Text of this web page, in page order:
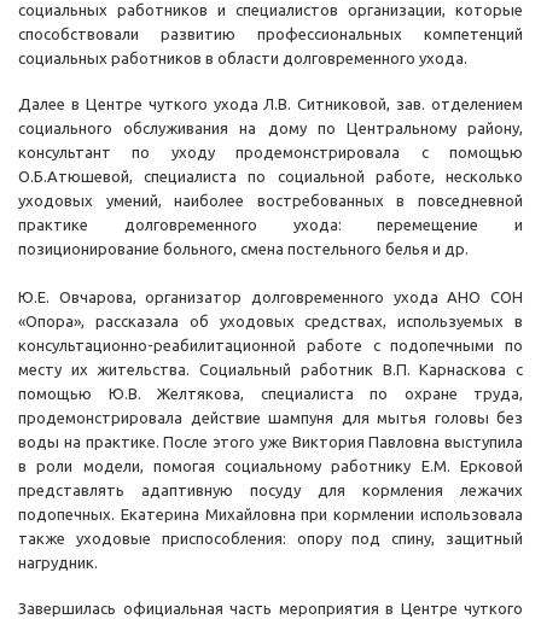
социальных работников и специалистов организации, которые
способствовали развитию профессиональных компетенций
социальных работников в области долговременного ухода.
Далее в Центре чуткого ухода Л.В. Ситниковой, зав. отделением
социального обслуживания на дому по Центральному району,
консультант по уходу продемонстрировала с помощью
О.Б.Атюшевой, специалиста по социальной работе, несколько
уходовых умений, наиболее востребованных в повседневной
практике долговременного ухода: перемещение и
позиционирование больного, смена постельного белья и др.
Ю.Е. Овчарова, организатор долговременного ухода АНО СОН
«Опора», рассказала об уходовых средствах, используемых в
консультационно-реабилитационной работе с подопечными по
месту их жительства. Социальный работник В.П. Карнаскова с
помощью Ю.В. Желтякова, специалиста по охране труда,
продемонстрировала действие шампуня для мытья головы без
воды на практике. После этого уже Виктория Павловна выступила
в роли модели, помогая социальному работнику Е.М. Ерковой
представлять адаптивную посуду для кормления лежачих
подопечных. Екатерина Михайловна при кормлении использовала
также уходовые приспособления: опору под спину, защитный
нагрудник.
Завершилась официальная часть мероприятия в Центре чуткого